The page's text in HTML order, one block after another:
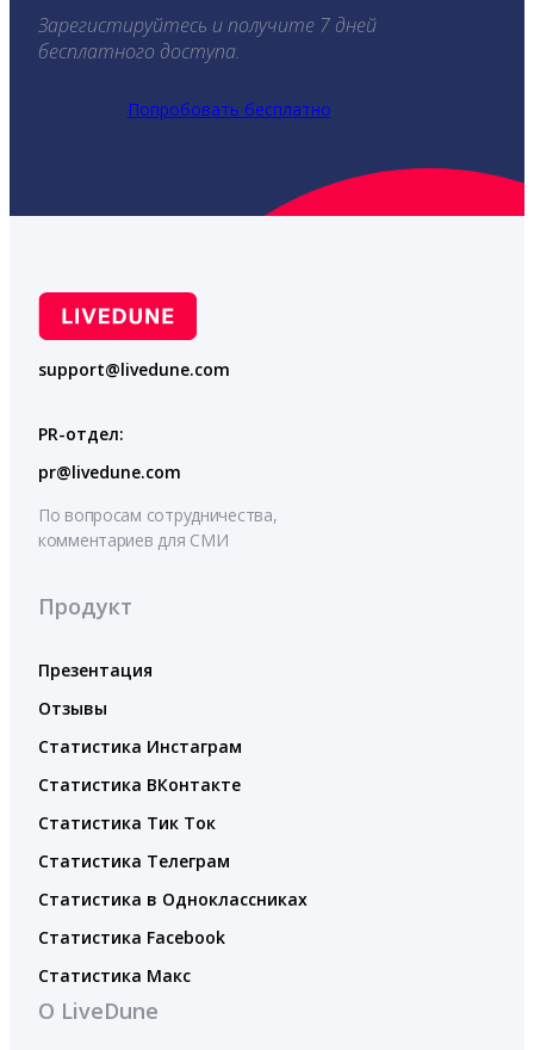
Зарегистируйтесь и получите 7 дней
бесплатного доступа.
Попробовать бесплатно
support@livedune.com
PR-отдел:
pr@livedune.com
По вопросам сотрудничества,
комментариев для СМИ
Продукт
Презентация
Отзывы
Статистика Инстаграм
Статистика ВКонтакте
Статистика Тик Ток
Статистика Телеграм
Статистика в Одноклассниках
Статистика Facebook
Статистика Макс
О LiveDune